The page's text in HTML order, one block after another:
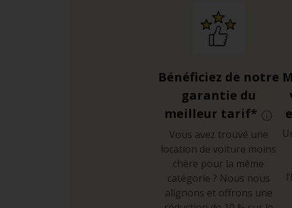
Bénéficiez de notre
garantie du
meilleur tarif*
Vous avez trouvé une
location de voiture moins
chère pour la même
catégorie ? Nous nous
alignons et offrons une